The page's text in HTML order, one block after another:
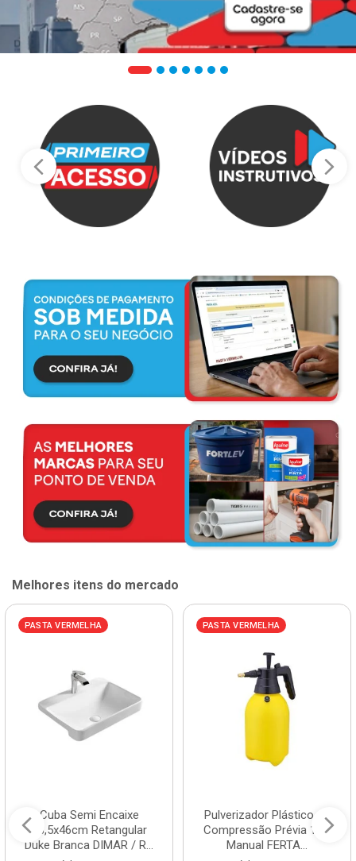
Melhores itens do mercado
PASTA VERMELHA
Cuba Semi Encaixe
58,5x46cm Retangular
Duke Branca DIMAR / R...
PASTA VERMELHA
Pulverizador Plástico de
Compressão Prévia 1,5L
Manual FERTA...